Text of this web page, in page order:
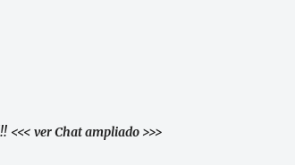
<<< ver Chat ampliado >>>